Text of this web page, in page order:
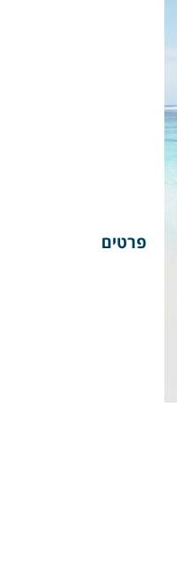
פרטים